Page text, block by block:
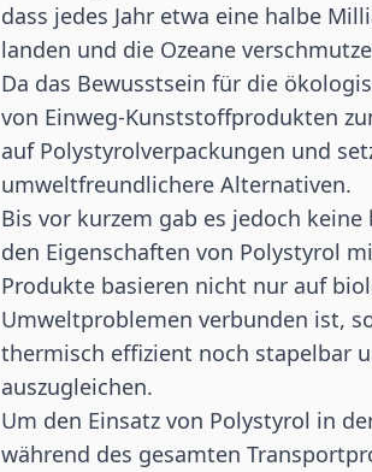
dass jedes Jahr etwa eine halbe
landen und die Ozeane
Da das Bewusstsein für die
von Einweg-Kunststoffprodukten
auf Polystyrolverpackungen und
umweltfreundlichere Alternativen.
Bis vor kurzem gab es jedoch
den Eigenschaften von Polystyrol
Produkte basieren nicht nur auf
Umweltproblemen verbunden ist,
thermisch effizient noch stapelbar
auszugleichen.
Um den Einsatz von Polystyrol in
während des gesamten